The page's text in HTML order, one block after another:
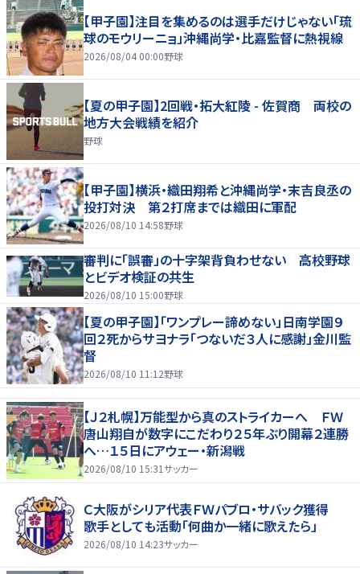
【甲子園】注目を集めるのは選手だけじゃない「琉
球のモウリーニョ」沖縄尚学・比嘉監督に熱視線
2026/08/04 00:00野球
【夏の甲子園】2回戦・拓大紅陵 - 佐賀商 両校の
地方大会戦績を紹介
野球
【甲子園】横浜・織田翔希と沖縄尚学・末吉良丞の
投打対決 第２打席までは織田に軍配
2026/08/10 14:58野球
審判に「誤審」の十字架背負わせない 高校野球
とビデオ検証の共生
2026/08/10 15:00野球
【夏の甲子園】「ワンプレー諦めない」日南学園９
回２死からサヨナラ「つないだ３人に感謝」金川監
督
2026/08/10 11:12野球
【Ｊ２札幌】万能型から真のストライカーへ ＦＷ
唐山翔自が数字にこだわり２５年ぶり開幕２連勝
へ…１５日にアウェー・新潟戦
2026/08/10 15:31サッカー
Ｃ大阪がシリア代表ＦＷパブロ・サバック獲得
歌手としても活動「何曲か一緒に歌えたら」
2026/08/10 14:23サッカー